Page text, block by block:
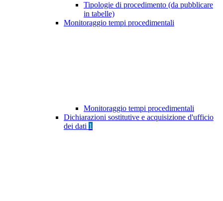
Tipologie di procedimento (da pubblicare
in tabelle)
Monitoraggio tempi procedimentali
Monitoraggio tempi procedimentali
Dichiarazioni sostitutive e acquisizione d'ufficio
dei dati 1